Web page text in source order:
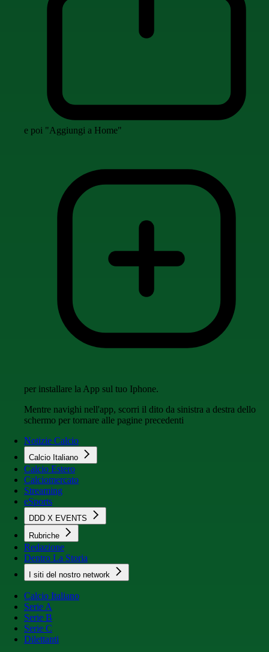
e poi "Aggiungi a Home"
per installare la App sul tuo Iphone.
Mentre navighi nell'app, scorri il dito da sinistra a destra dello
schermo per tornare alle pagine precedenti
Notizie Calcio
Calcio Italiano
Calcio Estero
Calciomercato
Streaming
eSports
DDD X EVENTS
Rubriche
Redazione
Dentro La Storia
I siti del nostro network
Calcio Italiano
Serie A
Serie B
Serie C
Dilettanti